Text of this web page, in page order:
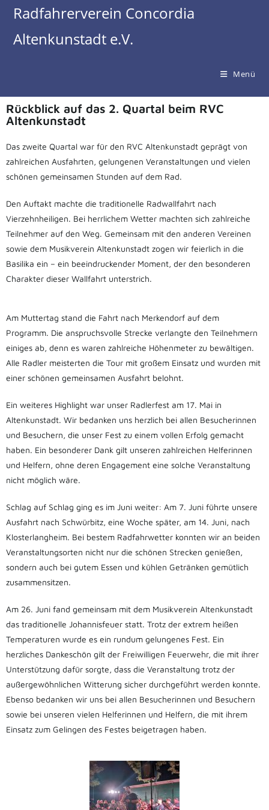
Radfahrerverein Concordia
Altenkunstadt e.V.
Menü
Rückblick auf das 2. Quartal beim RVC
Altenkunstadt
Das zweite Quartal war für den RVC Altenkunstadt geprägt von
zahlreichen Ausfahrten, gelungenen Veranstaltungen und vielen
schönen gemeinsamen Stunden auf dem Rad.
Den Auftakt machte die traditionelle Radwallfahrt nach
Vierzehnheiligen. Bei herrlichem Wetter machten sich zahlreiche
Teilnehmer auf den Weg. Gemeinsam mit den anderen Vereinen
sowie dem Musikverein Altenkunstadt zogen wir feierlich in die
Basilika ein – ein beeindruckender Moment, der den besonderen
Charakter dieser Wallfahrt unterstrich.
Am Muttertag stand die Fahrt nach Merkendorf auf dem
Programm. Die anspruchsvolle Strecke verlangte den Teilnehmern
einiges ab, denn es waren zahlreiche Höhenmeter zu bewältigen.
Alle Radler meisterten die Tour mit großem Einsatz und wurden mit
einer schönen gemeinsamen Ausfahrt belohnt.
Ein weiteres Highlight war unser Radlerfest am 17. Mai in
Altenkunstadt. Wir bedanken uns herzlich bei allen Besucherinnen
und Besuchern, die unser Fest zu einem vollen Erfolg gemacht
haben. Ein besonderer Dank gilt unseren zahlreichen Helferinnen
und Helfern, ohne deren Engagement eine solche Veranstaltung
nicht möglich wäre.
Schlag auf Schlag ging es im Juni weiter: Am 7. Juni führte unsere
Ausfahrt nach Schwürbitz, eine Woche später, am 14. Juni, nach
Klosterlangheim. Bei bestem Radfahrwetter konnten wir an beiden
Veranstaltungsorten nicht nur die schönen Strecken genießen,
sondern auch bei gutem Essen und kühlen Getränken gemütlich
zusammensitzen.
Am 26. Juni fand gemeinsam mit dem Musikverein Altenkunstadt
das traditionelle Johannisfeuer statt. Trotz der extrem heißen
Temperaturen wurde es ein rundum gelungenes Fest. Ein
herzliches Dankeschön gilt der Freiwilligen Feuerwehr, die mit ihrer
Unterstützung dafür sorgte, dass die Veranstaltung trotz der
außergewöhnlichen Witterung sicher durchgeführt werden konnte.
Ebenso bedanken wir uns bei allen Besucherinnen und Besuchern
sowie bei unseren vielen Helferinnen und Helfern, die mit ihrem
Einsatz zum Gelingen des Festes beigetragen haben.